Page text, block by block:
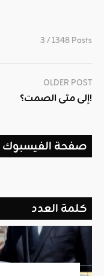
3 / 1348 Posts
OLDER POST
إلى متى الصمت؟!
صفحة الفيسبوك
كلمة العدد